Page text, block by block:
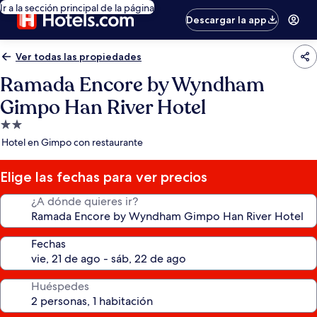
Ir a la sección principal de la página
Descargar la app
Ver todas las propiedades
Ramada Encore by Wyndham
Gimpo Han River Hotel
Propiedad
de
estrellas
Hotel en Gimpo con restaurante
Elige las fechas para ver precios
¿A dónde quieres ir?
Fechas
Huéspedes